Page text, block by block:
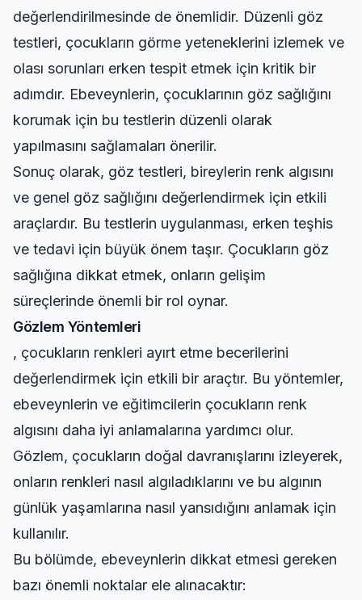
değerlendirilmesinde de önemlidir. Düzenli göz
testleri, çocukların görme yeteneklerini izlemek ve
olası sorunları erken tespit etmek için kritik bir
adımdır. Ebeveynlerin, çocuklarının göz sağlığını
korumak için bu testlerin düzenli olarak
yapılmasını sağlamaları önerilir.
Sonuç olarak, göz testleri, bireylerin renk algısını
ve genel göz sağlığını değerlendirmek için etkili
araçlardır. Bu testlerin uygulanması, erken teşhis
ve tedavi için büyük önem taşır. Çocukların göz
sağlığına dikkat etmek, onların gelişim
süreçlerinde önemli bir rol oynar.
Gözlem Yöntemleri
, çocukların renkleri ayırt etme becerilerini
değerlendirmek için etkili bir araçtır. Bu yöntemler,
ebeveynlerin ve eğitimcilerin çocukların renk
algısını daha iyi anlamalarına yardımcı olur.
Gözlem, çocukların doğal davranışlarını izleyerek,
onların renkleri nasıl algıladıklarını ve bu algının
günlük yaşamlarına nasıl yansıdığını anlamak için
kullanılır.
Bu bölümde, ebeveynlerin dikkat etmesi gereken
bazı önemli noktalar ele alınacaktır: